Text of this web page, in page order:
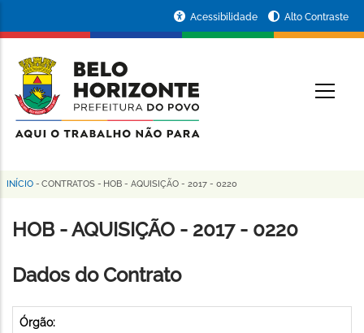
conteúdo
principal
da
Prefeitura
de
Horizonte
Acessibilidade Alto Contraste
Trilha
de
INÍCIO - CONTRATOS - HOB - AQUISIÇÃO - 2017 - 0220
HOB - AQUISIÇÃO - 2017 - 0220
Dados do Contrato
Órgão: